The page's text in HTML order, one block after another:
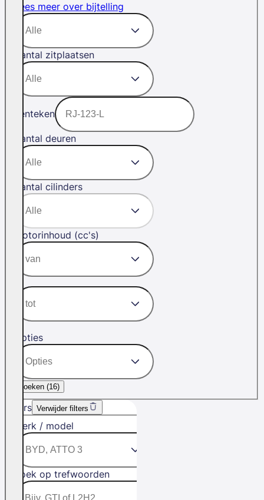
Lees meer over bijtelling
Aantal zitplaatsen
Kenteken
Aantal deuren
Aantal cilinders
Motorinhoud (cc's)
Opties
Zoeken (16)
Filters Verwijder filters
Merk / model
Zoek op trefwoorden